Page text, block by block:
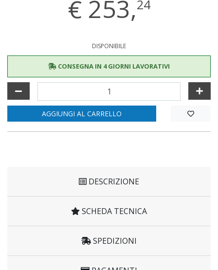
€ 253,24
DISPONIBILE
CONSEGNA IN 4 GIORNI LAVORATIVI
AGGIUNGI AL CARRELLO
DESCRIZIONE
SCHEDA TECNICA
SPEDIZIONI